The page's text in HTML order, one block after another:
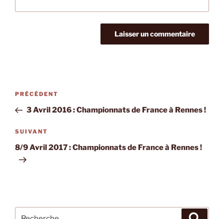
Navigation
l’article
Article
précédent
PRÉCÉDENT
3 Avril 2016 : Championnats de France à Rennes !
Article
suivant
SUIVANT
8/9 Avril 2017 : Championnats de France à Rennes !